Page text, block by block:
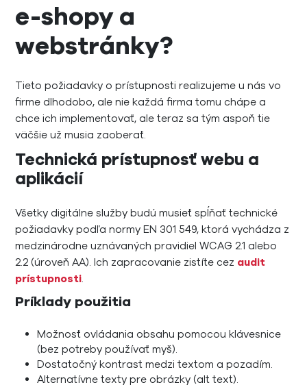
e-shopy a
webstránky?
Tieto požiadavky o prístupnosti realizujeme u nás vo
firme dlhodobo, ale nie každá firma tomu chápe a
chce ich implementovať, ale teraz sa tým aspoň tie
väčšie už musia zaoberať.
Technická prístupnosť webu a
aplikácií
Všetky digitálne služby budú musieť spĺňať technické
požiadavky podľa normy EN 301 549, ktorá vychádza z
medzinárodne uznávaných pravidiel WCAG 2.1 alebo
2.2 (úroveň AA). Ich zapracovanie zistíte cez audit
prístupnosti.
Príklady použitia
Možnosť ovládania obsahu pomocou klávesnice
(bez potreby používať myš).
Dostatočný kontrast medzi textom a pozadím.
Alternatívne texty pre obrázky (alt text).